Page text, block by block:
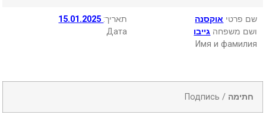
15.01.2025 :תאריך
Дата
שם פרטי אוקסנה
ושם משפחה גייבו
Имя и фамилия
Подпись / חתימה